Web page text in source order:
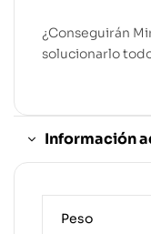
¿Conseguirán
solucionarlo
Información
Peso